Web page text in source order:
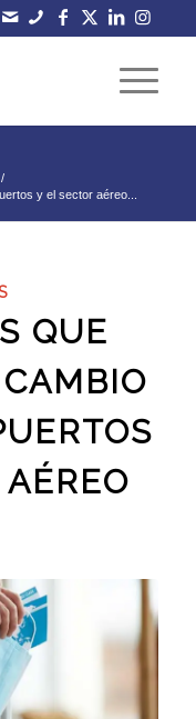
/
y el sector aéreo...
QUE